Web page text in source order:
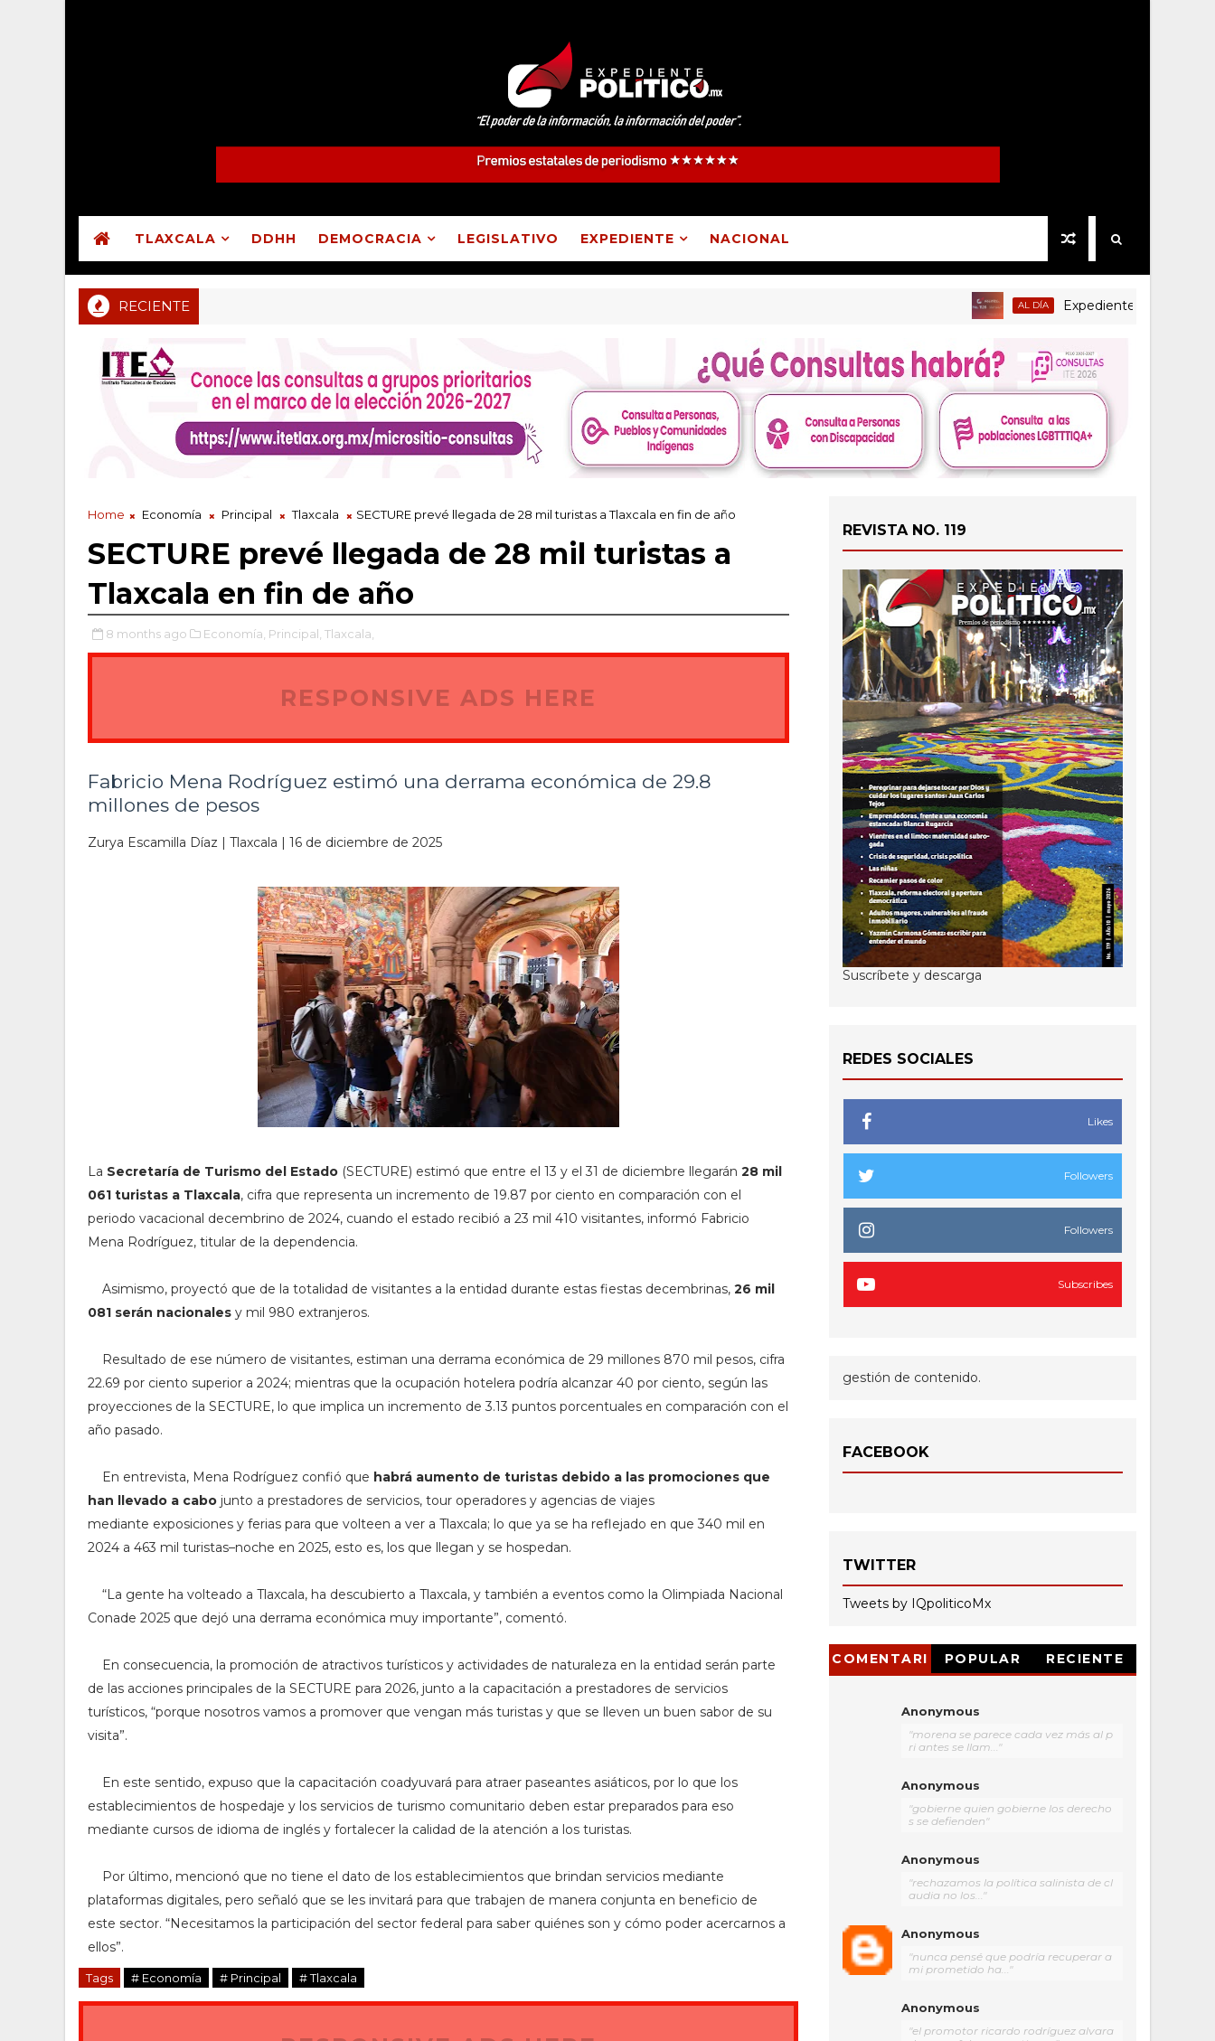
TLAXCALA DDHH DEMOCRACIA LEGISLATIVO EXPEDIENTE NACIONAL
RECIENTE AL DÍA Expediente Político.Mx no 1126
Home Economía Principal Tlaxcala SECTURE prevé llegada de 28 mil turistas a Tlaxcala en fin de año
SECTURE prevé llegada de 28 mil turistas a
Tlaxcala en fin de año
8 months ago Economía, Principal, Tlaxcala,
RESPONSIVE ADS HERE
Fabricio Mena Rodríguez estimó una derrama económica de 29.8
millones de pesos
Zurya Escamilla Díaz | Tlaxcala | 16 de diciembre de 2025
La Secretaría de Turismo del Estado (SECTURE) estimó que entre el 13 y el 31 de diciembre llegarán 28 mil
061 turistas a Tlaxcala, cifra que representa un incremento de 19.87 por ciento en comparación con el
periodo vacacional decembrino de 2024, cuando el estado recibió a 23 mil 410 visitantes, informó Fabricio
Mena Rodríguez, titular de la dependencia.
Asimismo, proyectó que de la totalidad de visitantes a la entidad durante estas fiestas decembrinas, 26 mil
081 serán nacionales y mil 980 extranjeros.
Resultado de ese número de visitantes, estiman una derrama económica de 29 millones 870 mil pesos, cifra
22.69 por ciento superior a 2024; mientras que la ocupación hotelera podría alcanzar 40 por ciento, según las
proyecciones de la SECTURE, lo que implica un incremento de 3.13 puntos porcentuales en comparación con el
año pasado.
En entrevista, Mena Rodríguez confió que habrá aumento de turistas debido a las promociones que
han llevado a cabo junto a prestadores de servicios, tour operadores y agencias de viajes
mediante exposiciones y ferias para que volteen a ver a Tlaxcala; lo que ya se ha reflejado en que 340 mil en
2024 a 463 mil turistas–noche en 2025, esto es, los que llegan y se hospedan.
“La gente ha volteado a Tlaxcala, ha descubierto a Tlaxcala, y también a eventos como la Olimpiada Nacional
Conade 2025 que dejó una derrama económica muy importante”, comentó.
En consecuencia, la promoción de atractivos turísticos y actividades de naturaleza en la entidad serán parte
de las acciones principales de la SECTURE para 2026, junto a la capacitación a prestadores de servicios
turísticos, “porque nosotros vamos a promover que vengan más turistas y que se lleven un buen sabor de su
visita”.
En este sentido, expuso que la capacitación coadyuvará para atraer paseantes asiáticos, por lo que los
establecimientos de hospedaje y los servicios de turismo comunitario deben estar preparados para eso
mediante cursos de idioma de inglés y fortalecer la calidad de la atención a los turistas.
Por último, mencionó que no tiene el dato de los establecimientos que brindan servicios mediante
plataformas digitales, pero señaló que se les invitará para que trabajen de manera conjunta en beneficio de
este sector. “Necesitamos la participación del sector federal para saber quiénes son y cómo poder acercarnos a
ellos”.
Tags # Economía # Principal # Tlaxcala
REVISTA NO. 119
Suscríbete y descarga
REDES SOCIALES
Likes
Followers
Followers
Subscribes
gestión de contenido.
FACEBOOK
TWITTER
Tweets by IQpoliticoMx
COMENTARI
POPULAR RECIENTE
Anonymous
"morena se parece cada vez más al p
ri antes se llam..."
Anonymous
"gobierne quien gobierne los derecho
s se defienden"
Anonymous
"rechazamos la política salinista de cl
audia no los..."
Anonymous
"nunca pensé que podría recuperar a
mi prometido ha..."
Anonymous
"el promotor ricardo rodríguez alvara